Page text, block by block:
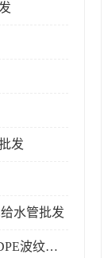
发
水管批发
深圳联塑HDPE波纹管批发